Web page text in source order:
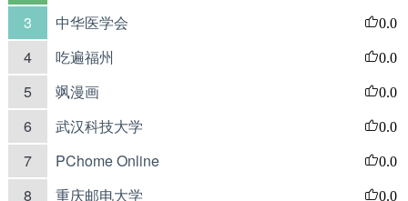
3 中华医学会 0.0
4 吃遍福州 0.0
5 飒漫画 0.0
6 武汉科技大学 0.0
7 PChome Online 0.0
8 重庆邮电大学 0.0